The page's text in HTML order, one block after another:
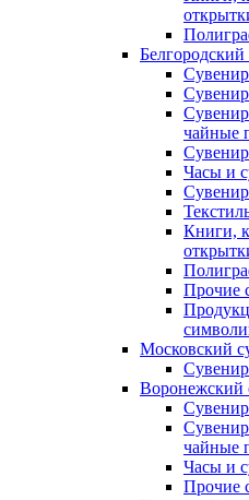
Белгородский
чайные
Часы и
Книги,
Прочие
Московский
Воронежский
чайные
Часы и
Прочие